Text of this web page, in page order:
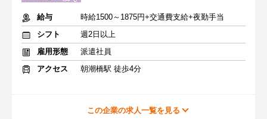
給与
時給1500～1875円+交通費支給+夜勤手当
シフト
週2日以上
雇用形態
派遣社員
アクセス
朝潮橋駅 徒歩4分
この企業の求人一覧を見る